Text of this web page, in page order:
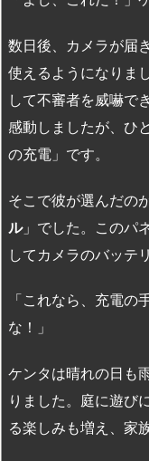
数日後、カメラが届
使えるようになりま
して不審者を威嚇で
感動しましたが、ひ
の充電」です。
そこで彼が選んだの
ル」でした。このパ
してカメラのバッテ
「これなら、充電の
な！」
ケンタは晴れの日も
りました。庭に遊び
る楽しみも増え、家